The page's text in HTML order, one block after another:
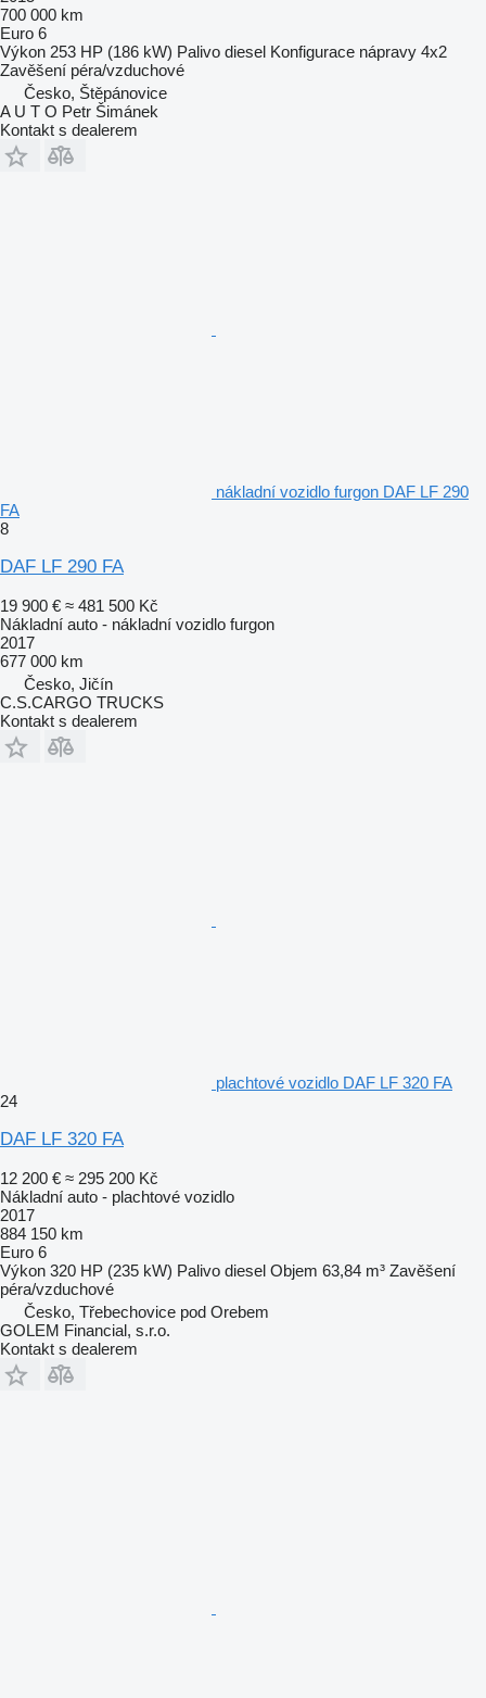
700 000 km
Euro 6
Výkon 253 HP (186 kW) Palivo diesel Konfigurace nápravy 4x2
Zavěšení péra/vzduchové
Česko, Štěpánovice
A U T O Petr Šimánek
Kontakt s dealerem
nákladní vozidlo furgon DAF LF 290
FA
8
DAF LF 290 FA
19 900 € ≈ 481 500 Kč
Nákladní auto - nákladní vozidlo furgon
2017
677 000 km
Česko, Jičín
C.S.CARGO TRUCKS
Kontakt s dealerem
plachtové vozidlo DAF LF 320 FA
24
DAF LF 320 FA
12 200 € ≈ 295 200 Kč
Nákladní auto - plachtové vozidlo
2017
884 150 km
Euro 6
Výkon 320 HP (235 kW) Palivo diesel Objem 63,84 m³ Zavěšení
péra/vzduchové
Česko, Třebechovice pod Orebem
GOLEM Financial, s.r.o.
Kontakt s dealerem